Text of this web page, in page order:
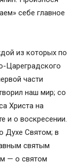
себе главное
из которых по
Цареградского
части
наш мир; со
Христа на
и о воскресении.
Духе Святом; в
святым
— о святом